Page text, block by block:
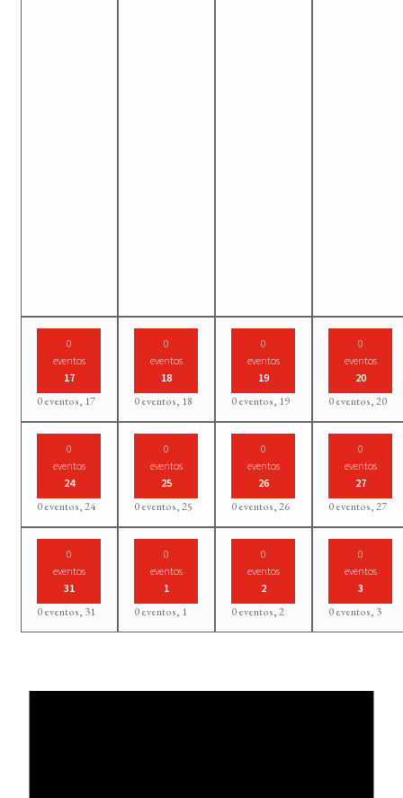
0
eventos
17
0 eventos, 17
0
eventos
18
0 eventos, 18
0
eventos
19
0 eventos, 19
0
eventos
20
0 eventos,20
0
eventos
24
0 eventos,24
0
eventos
25
0 eventos,25
0
eventos
26
0 eventos,26
0
eventos
27
0 eventos,27
0
eventos
31
0 eventos, 31
0
eventos
1
0 eventos, 1
0
eventos
2
0 eventos,2
0
eventos
3
0 eventos, 3